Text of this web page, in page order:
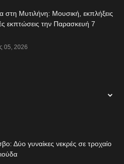
στη Μυτιλήνη: Μουσική, εκπλήξεις
εκπτώσεις την Παρασκευή 7
05, 2026
Δύο γυναίκες νεκρές σε τροχαίο